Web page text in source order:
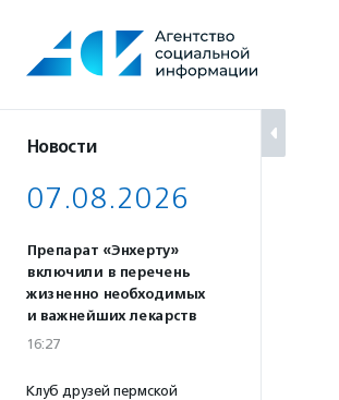
содержанию
Новости
07.08.2026
Препарат «Энхерту»
включили в перечень
жизненно необходимых
и важнейших лекарств
16:27
Клуб друзей пермской